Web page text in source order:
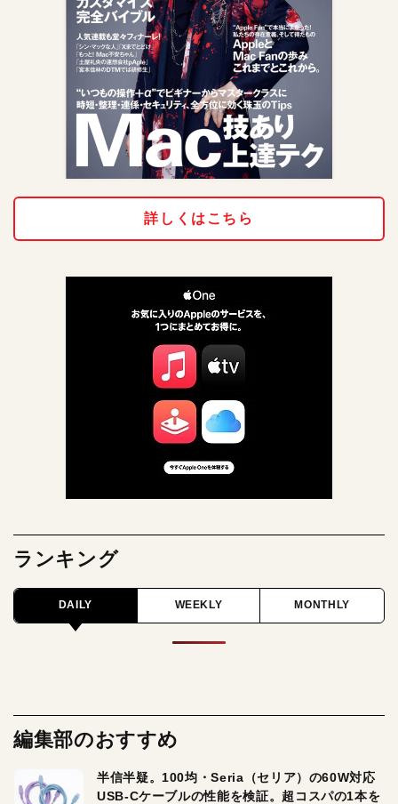
詳しくはこちら
ランキング
DAILY WEEKLY MONTHLY
編集部のおすすめ
半信半疑。100均・Seria（セリア）の60W対応
USB-Cケーブルの性能を検証。超コスパの1本を